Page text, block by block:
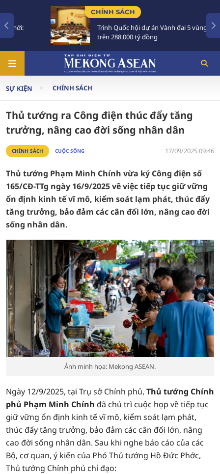
CHÍNH SÁCH
Trình Quốc hội dự án Vành đai 5 vùng Thủ đô
trên 288.000 tỷ đồng
SỰ KIỆN CHÍNH SÁCH
Thủ tướng ra Công điện thúc đẩy tăng
trưởng, nâng cao đời sống nhân dân
CHÍNH SÁCH CUỘC SỐNG 17/09/2025 09:46
Thủ tướng Phạm Minh Chính vừa ký Công điện số
165/CĐ-TTg ngày 16/9/2025 về việc tiếp tục giữ vững
ổn định kinh tế vĩ mô, kiểm soát lạm phát, thúc đẩy
tăng trưởng, bảo đảm các cân đối lớn, nâng cao đời
sống nhân dân.
Ảnh minh họa: Mekong ASEAN.
Ngày 12/9/2025, tại Trụ sở Chính phủ, Thủ tướng Chính
phủ Phạm Minh Chính đã chủ trì cuộc họp về tiếp tục
giữ vững ổn định kinh tế vĩ mô, kiểm soát lạm phát,
thúc đẩy tăng trưởng, bảo đảm các cân đối lớn, nâng
cao đời sống nhân dân. Sau khi nghe báo cáo của các
Bộ, cơ quan, ý kiến của Phó Thủ tướng Hồ Đức Phớc,
Thủ tướng Chính phủ chỉ đạo: